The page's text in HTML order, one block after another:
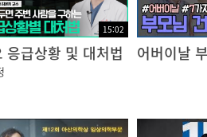
가지 상황을 고려해서 시술을
15:02
응급상황 및 대처법